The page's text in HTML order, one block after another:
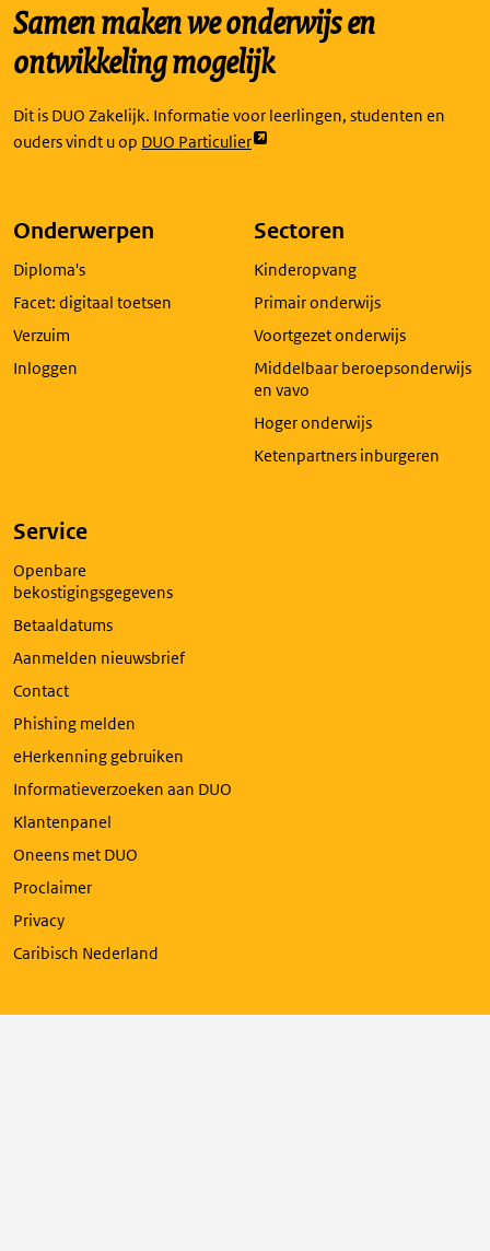
Samen maken we onderwijs en
ontwikkeling mogelijk
Dit is DUO Zakelijk. Informatie voor leerlingen, studenten en
ouders vindt u op DUO Particulier
Link
in
nieuw
Onderwerpen
Diploma's
Facet: digitaal toetsen
Verzuim
Inloggen
Sectoren
Kinderopvang
Primair onderwijs
Voortgezet onderwijs
Middelbaar beroepsonderwijs
en vavo
Hoger onderwijs
Ketenpartners inburgeren
Service
Openbare
bekostigingsgegevens
Betaaldatums
Aanmelden nieuwsbrief
Contact
Phishing melden
eHerkenning gebruiken
Informatieverzoeken aan DUO
Klantenpanel
Oneens met DUO
Proclaimer
Privacy
Caribisch Nederland